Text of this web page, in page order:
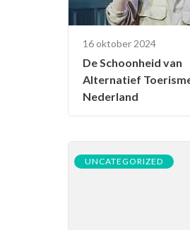
16 oktober 2024
De Schoonheid van
Alternatief
Nederland
UNCATEGORIZED